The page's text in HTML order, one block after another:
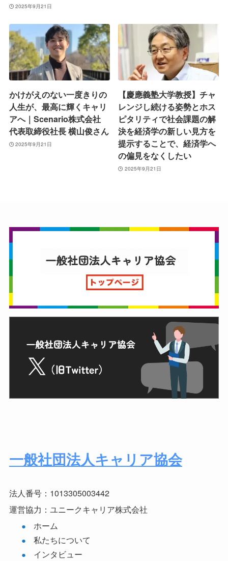
2025年9月21日
かけがえのない一度きりの
人生が、最高に輝くキャリ
アへ｜Scenario株式会社
代表取締役社長 横山俊さん
2025年9月21日
【慶應義塾大学教授】チャ
レンジし続ける姿勢とホス
ピタリティで社会課題の解
決を経済学の新しい見方を
提示することで、経済学へ
の偏見をなくしたい
2025年9月21日
一般社団法人キャリア協会
法人番号：1013305003442
運営協力：ユニークキャリア株式会社
ホーム
私たちについて
インタビュー